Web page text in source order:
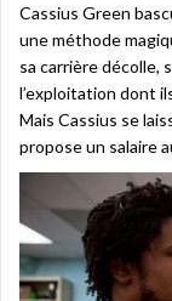
Cassius Green
une méthode
sa carrière décolle,
l’exploitation dont
Mais Cassius se
propose un salaire